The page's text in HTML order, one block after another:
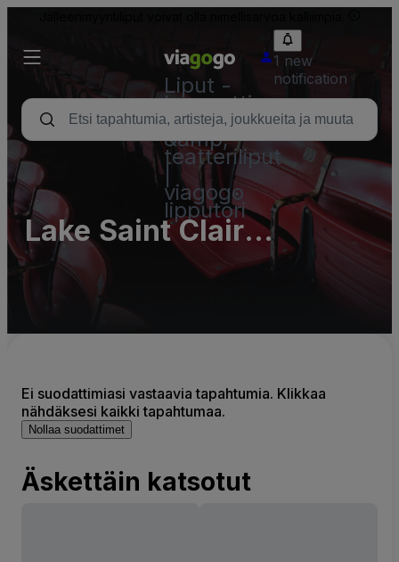
Liput -
konsertti,
urheilu
&amp;
teatteriliput
viagogo
lipputori
1 new
notification
Lake Saint Clair
Metropark Parking Lots
Ei suodattimiasi vastaavia tapahtumia. Klikkaa
nähdäksesi kaikki tapahtumaa.
Nollaa suodattimet
Äskettäin katsotut